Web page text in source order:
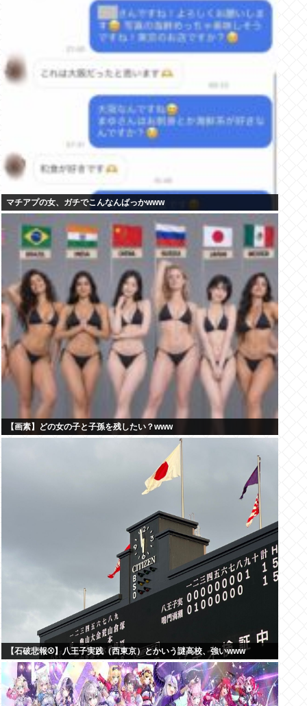
マチアプの女、ガチでこんなんばっかwww
【画素】どの女の子と子孫を残したい？www
【石破悲報⚾】八王子実践（西東京）とかいう謎高校、強いwww